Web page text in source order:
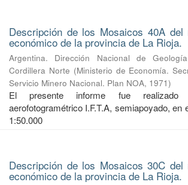
Descripción de los Mosaicos 40A del
económico de la provincia de La Rioja.
Argentina. Dirección Nacional de
Cordillera Norte (Ministerio de Economía.
Servicio Minero Nacional. Plan NOA, 1971)
El presente informe fue realizado
aerofotogramétrico I.F.T.A, semiapoyado, en
1:50.000
Descripción de los Mosaicos 30C del
económico de la provincia de La Rioja.